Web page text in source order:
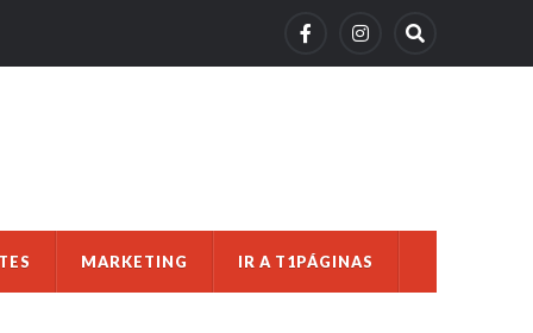
MARKETING IR A T1PÁGINAS